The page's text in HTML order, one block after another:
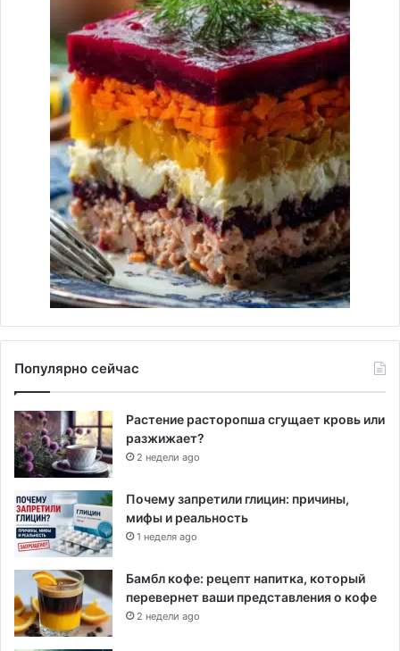
Популярно сейчас
Растение расторопша сгущает кровь или
разжижает?
2 недели ago
Почему запретили глицин: причины,
мифы и реальность
1 неделя ago
Бамбл кофе: рецепт напитка, который
перевернет ваши представления о кофе
2 недели ago